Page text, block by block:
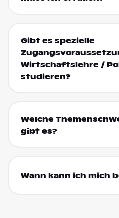
Gibt es spezielle
Wirtschaftslehre /
studieren?
Welche
gibt es?
Wann kann ich mich